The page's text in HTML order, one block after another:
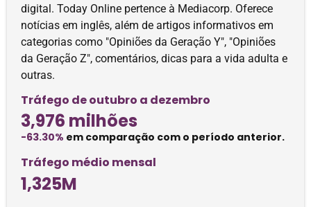
digital. Today Online pertence à Mediacorp. Oferece
notícias em inglês, além de artigos informativos em
categorias como "Opiniões da Geração Y", "Opiniões
da Geração Z", comentários, dicas para a vida adulta e
outras.
Tráfego de outubro a dezembro
3,976 milhões
-63.30% em comparação com o período anterior.
Tráfego médio mensal
1,325M